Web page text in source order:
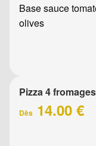
Base sauce
olives
Pizza 4 fromages
Dès 14.00 €